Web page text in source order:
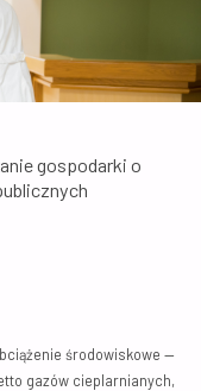
gospodarki o
środowiskowe —
gazów cieplarnianych,